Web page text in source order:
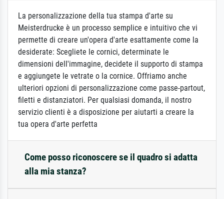
La personalizzazione della tua stampa d'arte su
Meisterdrucke è un processo semplice e intuitivo che vi
permette di creare un'opera d'arte esattamente come la
desiderate: Scegliete le cornici, determinate le
dimensioni dell'immagine, decidete il supporto di stampa
e aggiungete le vetrate o la cornice. Offriamo anche
ulteriori opzioni di personalizzazione come passe-partout,
filetti e distanziatori. Per qualsiasi domanda, il nostro
servizio clienti è a disposizione per aiutarti a creare la
tua opera d'arte perfetta
Come posso riconoscere se il quadro si adatta
alla mia stanza?